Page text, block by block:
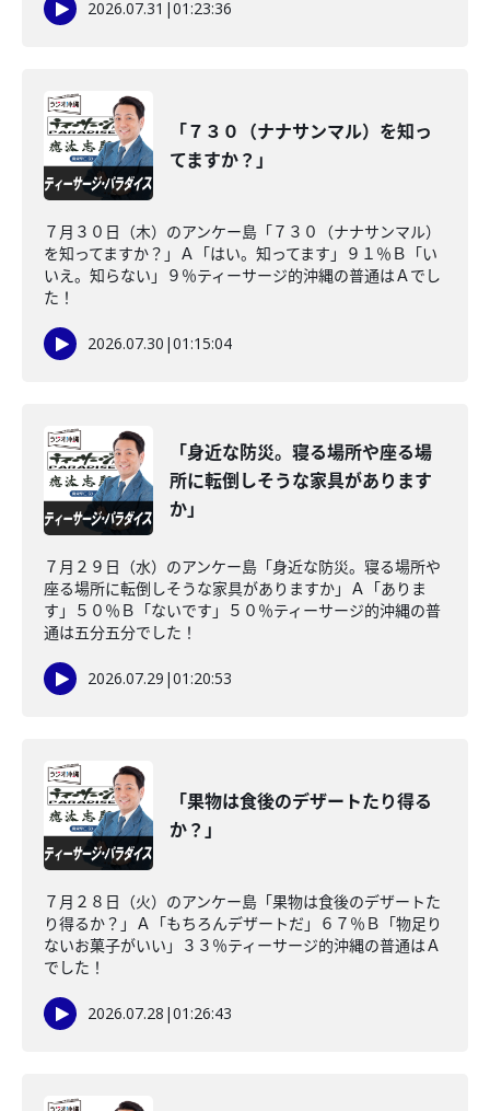
2026.07.31 |01:23:36
「７３０（ナナサンマル）を知っ
てますか？」
７月３０日（木）のアンケー島「７３０（ナナサンマル）
を知ってますか？」Ａ「はい。知ってます」９１％Ｂ「い
いえ。知らない」９％ティーサージ的沖縄の普通はＡでし
た！
2026.07.30 |01:15:04
「身近な防災。寝る場所や座る場
所に転倒しそうな家具があります
か」
７月２９日（水）のアンケー島「身近な防災。寝る場所や
座る場所に転倒しそうな家具がありますか」Ａ「ありま
す」５０％Ｂ「ないです」５０％ティーサージ的沖縄の普
通は五分五分でした！
2026.07.29 |01:20:53
「果物は食後のデザートたり得る
か？」
７月２８日（火）のアンケー島「果物は食後のデザートた
り得るか？」Ａ「もちろんデザートだ」６７％Ｂ「物足り
ないお菓子がいい」３３％ティーサージ的沖縄の普通はＡ
でした！
2026.07.28 |01:26:43